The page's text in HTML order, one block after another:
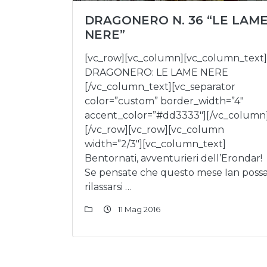
DRAGONERO N. 36 “LE LAME
NERE”
[vc_row][vc_column][vc_column_text]
DRAGONERO: LE LAME NERE
[/vc_column_text][vc_separator
color=”custom” border_width=”4″
accent_color=”#dd3333″][/vc_column]
[/vc_row][vc_row][vc_column
width=”2/3″][vc_column_text]
Bentornati, avventurieri dell’Erondar!
Se pensate che questo mese Ian possa
rilassarsi …
11 Mag 2016